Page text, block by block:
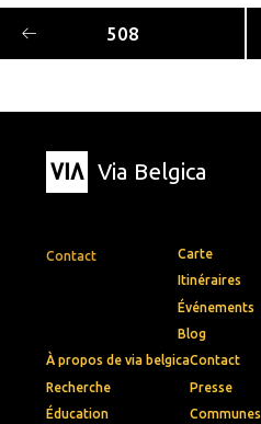
508
Via Belgica
Contact
Carte
Itinéraires
Événements
Blog
À propos de via belgica
Recherche
Éducation
Contact
Presse
Communes